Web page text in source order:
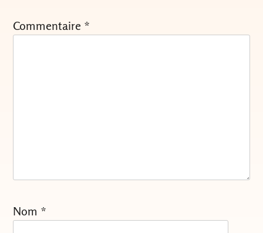
Commentaire *
Nom *